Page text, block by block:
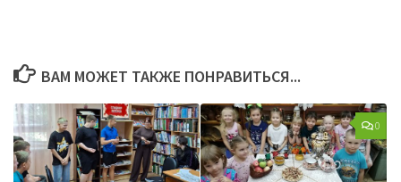
ВАМ МОЖЕТ ТАКЖЕ ПОНРАВИТЬСЯ...
0